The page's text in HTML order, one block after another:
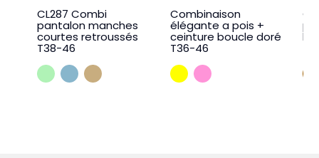
CL287 Combi
pantalon manches
courtes retroussés
T38-46
VERT D EAU
BLEU JEAN
BEIGE
Combinaison
élégante a pois +
ceinture boucle doré
T36-46
JAUNEROSEMALABA